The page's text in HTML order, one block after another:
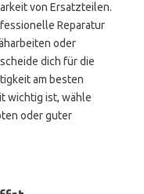
von Ersatzteilen.
Reparatur
oder
dich für die
am besten
wichtig ist, wähle
oder guter